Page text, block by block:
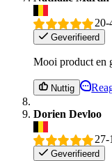
20-
Geverifieerd
Mooi product en
Nuttig
Dorien Devloo
27-
Geverifieerd